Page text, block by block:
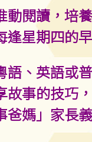
動閱讀，培
逢星期四的
語、英語或
故事的技巧
爸媽」家長